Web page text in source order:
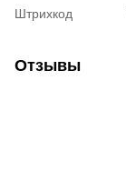
Штрихкод
Отзывы